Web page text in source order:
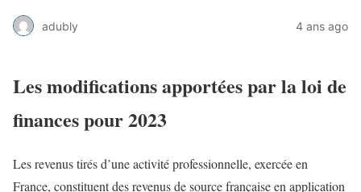
adubly 4 ans ago
Les modifications apportées par la loi de
finances pour 2023
Les revenus tirés d’une activité professionnelle, exercée en
France, constituent des revenus de source française en application